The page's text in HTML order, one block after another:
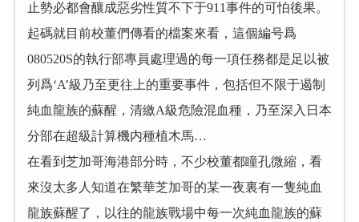
止勢必都會釀成惡劣性質不下于911事件的可怕後果。
起碼就目前校董們傳看的檔案來看，這個編号爲
080520S的執行部專員處理過的每一項任務都是足以被
列爲‘A’級乃至更往上的重要事件，包括但不限于遏制
純血龍族的蘇醒，清繳A級危險混血種，乃至深入日本
分部在超級計算機内種植木馬…
在看到芝加哥海港部分時，不少校董都瞳孔微縮，看
來沒太多人知道在繁華芝加哥的某一夜裏有一隻純血
龍族蘇醒了，以往的龍族戰場中每一次純血龍族的蘇